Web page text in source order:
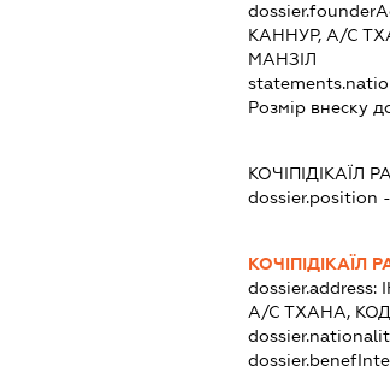
КАННУР, А/С
МАНЗІЛ
Розмір внеску
КОЧІПІДІКАЇЛ
dossier.position -
КОЧІПІДІКАЇЛ
dossier.address:
А/С ТХАНА,